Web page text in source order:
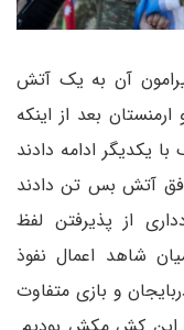
آن به یک آتش
بعد از اینکه
یکدیگر ادامه دادند
2020 به یک توافق آتش بس تن دادند
از پذیرفتن لفظ
شاهد اعمال نفوذ
و بازی متفاوت